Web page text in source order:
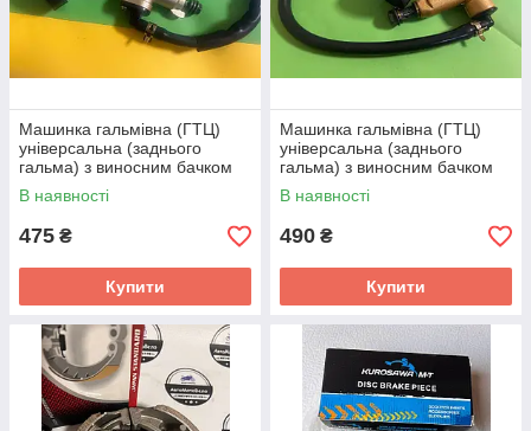
Машинка гальмівна (ГТЦ)
універсальна (заднього
гальма) з виносним бачком
mod:7
В наявності
475 ₴
Купити
Машинка гальмівна (ГТЦ)
універсальна (заднього
гальма) з виносним бачком
mod:8
В наявності
490 ₴
Купити